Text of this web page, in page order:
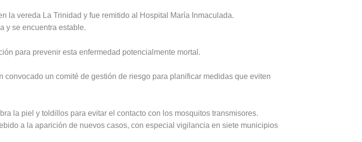
la vereda La Trinidad y fue remitido al Hospital María Inmaculada.
y se encuentra estable.
para prevenir esta enfermedad potencialmente mortal.
un comité de gestión de riesgo para planificar medidas que eviten
la piel y toldillos para evitar el contacto con los mosquitos transmisores.
a la aparición de nuevos casos, con especial vigilancia en siete municipios